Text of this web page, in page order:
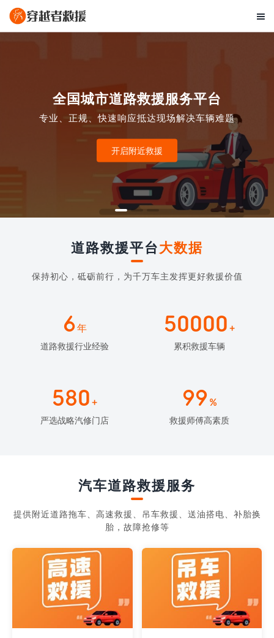

全国城市道路救援服务平台
专业、正规、快速响应抵达现场解决车辆难题
开启附近救援
道路救援平台大数据
保持初心，砥砺前行，为千万车主发挥更好救援价值
6年
道路救援行业经验
50000 +
累积救援车辆
580 +
严选战略汽修门店
99 %
救援师傅高素质
汽车道路救援服务
提供附近道路拖车、高速救援、吊车救援、送油搭电、补胎换
胎，故障抢修等